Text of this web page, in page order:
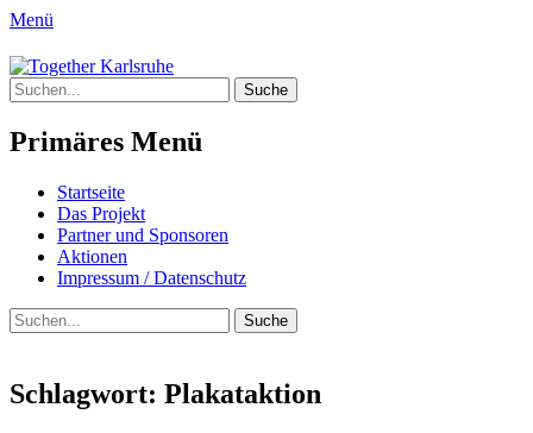
Menü
Together Karlsruhe
Integration von jungen Menschen mit
Fluchterfahrung und
Migrationshintergrund
Suche
nach:
Primäres Menü
Springe
zum
Inhalt
Startseite
Das Projekt
Partner und Sponsoren
Aktionen
Impressum / Datenschutz
Suchen
Suche
nach:
Schlagwort: Plakataktion